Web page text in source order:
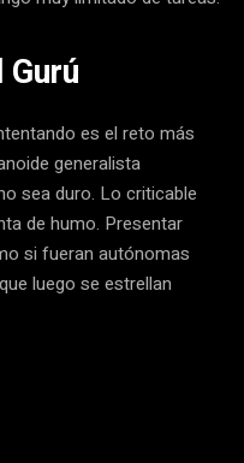
es el reto más
generalista
sea duro. Lo criticable
de humo. Presentar
si fueran autónomas
luego se estrellan